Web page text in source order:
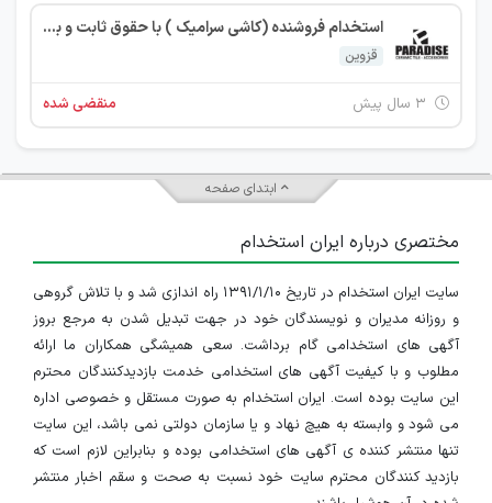
استخدام فروشنده (کاشی سرامیک ) با حقوق ثابت و بیمه در قزوین
قزوین
منقضی شده
ابتدای صفحه
مختصری درباره ایران استخدام
سایت ایران استخدام در تاریخ ۱۳۹۱/۱/۱۰ راه اندازی شد و با تلاش گروهی
و روزانه مدیران و نویسندگان خود در جهت تبدیل شدن به مرجع بروز
آگهی های استخدامی گام برداشت. سعی همیشگی همکاران ما ارائه
مطلوب و با کیفیت آگهی های استخدامی خدمت بازدیدکنندگان محترم
این سایت بوده است. ایران استخدام به صورت مستقل و خصوصی اداره
می شود و وابسته به هیچ نهاد و یا سازمان دولتی نمی باشد، این سایت
تنها منتشر کننده ی آگهی های استخدامی بوده و بنابراین لازم است که
بازدید کنندگان محترم سایت خود نسبت به صحت و سقم اخبار منتشر